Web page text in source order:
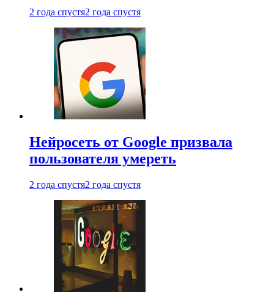
2 года спустя2 года спустя
Нейросеть от Google призвала
пользователя умереть
2 года спустя2 года спустя